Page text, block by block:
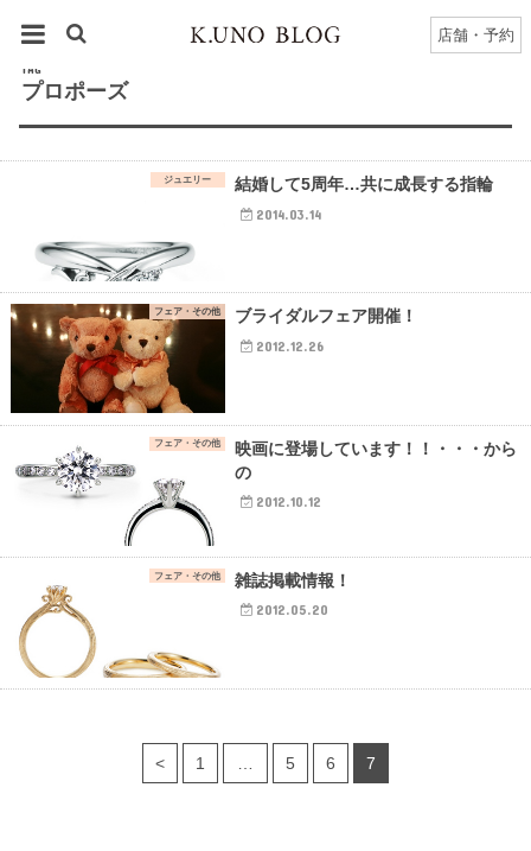
店舗・予約
TAG
プロポーズ
ジュエリー 結婚して5周年…共に成長する指輪
2014.03.14
フェア・その他 ブライダルフェア開催！
2012.12.26
フェア・その他
映画に登場しています！！・・・から
の
2012.10.12
フェア・その他 雑誌掲載情報！
2012.05.20
< 1 … 5 6 7